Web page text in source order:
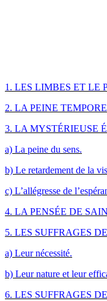
1. LES LIMBES ET LE
2. LA PEINE
3. LA MYSTÉRIEUSE
a) La peine du sens.
b) Le retardement de la
c) L’allégresse de
4. LA PENSÉE DE
5. LES SUFFRAGES
a) Leur nécessité.
b) Leur nature et leur
6. LES SUFFRAGES